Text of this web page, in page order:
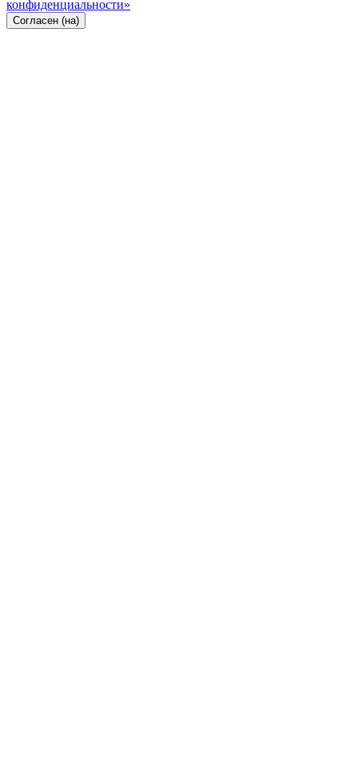
конфиденциальности»
Согласен (на)